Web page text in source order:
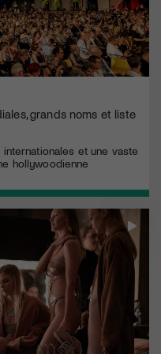
grands noms et liste
et une vaste
hollywoodienne